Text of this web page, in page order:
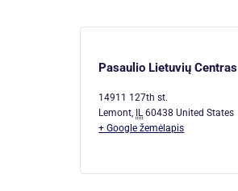
Pasaulio Lietuvių Centras
14911 127th st.
Lemont IL 60438 United States
+ Google žemėlapis